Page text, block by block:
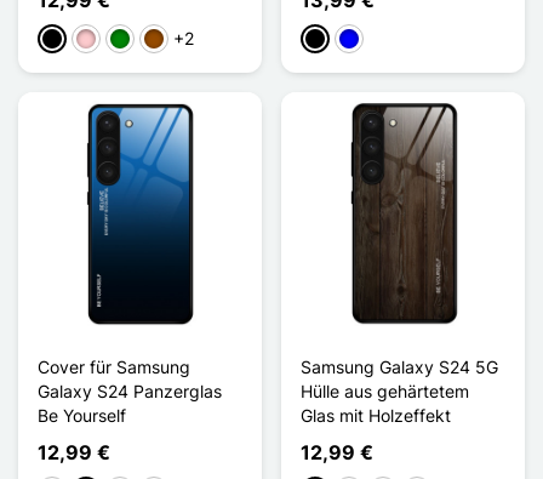
Schwarz
PinkGrünBraun
+2 Schwarz
Blau
Cover für Samsung
Galaxy S24 Panzerglas
Be Yourself
12,99 €
Samsung Galaxy S24 5G
Hülle aus gehärtetem
Glas mit Holzeffekt
12,99 €